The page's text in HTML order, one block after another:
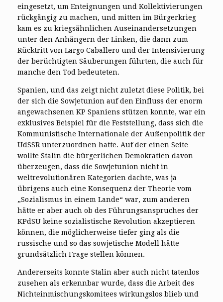
eingesetzt, um Enteignungen und Kollektivierungen
rückgängig zu machen, und mitten im Bürgerkrieg
kam es zu kriegsähnlichen Auseinandersetzungen
unter den Anhängern der Linken, die dann zum
Rücktritt von Largo Caballero und der Intensivierung
der berüchtigten Säuberungen führten, die auch für
manche den Tod bedeuteten.
Spanien, und das zeigt nicht zuletzt diese Politik, bei
der sich die Sowjetunion auf den Einfluss der enorm
angewachsenen KP Spaniens stützen konnte, war ein
exklusives Beispiel für die Feststellung, dass sich die
Kommunistische Internationale der Außenpolitik der
UdSSR unterzuordnen hatte. Auf der einen Seite
wollte Stalin die bürgerlichen Demokratien davon
überzeugen, dass die Sowjetunion nicht in
weltrevolutionären Kategorien dachte, was ja
übrigens auch eine Konsequenz der Theorie vom
„Sozialismus in einem Lande“ war, zum anderen
hätte er aber auch ob des Führungsanspruches der
KPdSU keine sozialistische Revolution akzeptieren
können, die möglicherweise tiefer ging als die
russische und so das sowjetische Modell hätte
grundsätzlich Frage stellen können.
Andererseits konnte Stalin aber auch nicht tatenlos
zusehen als erkennbar wurde, dass die Arbeit des
Nichteinmischungskomitees wirkungslos blieb und